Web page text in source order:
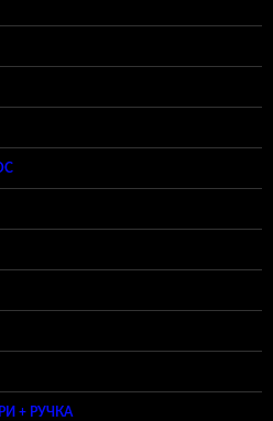
+ РУЧКА